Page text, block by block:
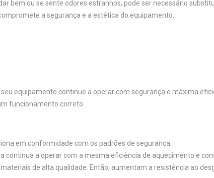
bem ou se sente odores estranhos, pode ser necessário
a segurança e a estética do equipamento.
equipamento continue a operar com segurança e máxima
funcionamento correto.
em conformidade com os padrões de segurança.
continua a operar com a mesma eficiência de aquecimento e
de alta qualidade. Então, aumentam a resistência ao